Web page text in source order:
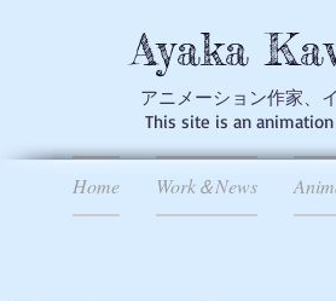
Ayaka
アニメーション作家、
This site is an
Home Work＆News